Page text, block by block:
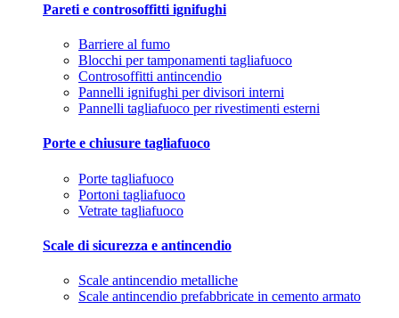
Pareti e controsoffitti ignifughi
Barriere al fumo
Blocchi per tamponamenti tagliafuoco
Controsoffitti antincendio
Pannelli ignifughi per divisori interni
Pannelli tagliafuoco per rivestimenti esterni
Porte e chiusure tagliafuoco
Porte tagliafuoco
Portoni tagliafuoco
Vetrate tagliafuoco
Scale di sicurezza e antincendio
Scale antincendio metalliche
Scale antincendio prefabbricate in cemento armato